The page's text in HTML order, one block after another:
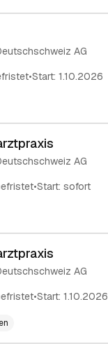
AG
•Start: 1.10.2026
AG
•Start: sofort
AG
•Start: 1.10.2026